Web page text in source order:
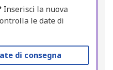
Inserisci la nuova
le date di
di consegna